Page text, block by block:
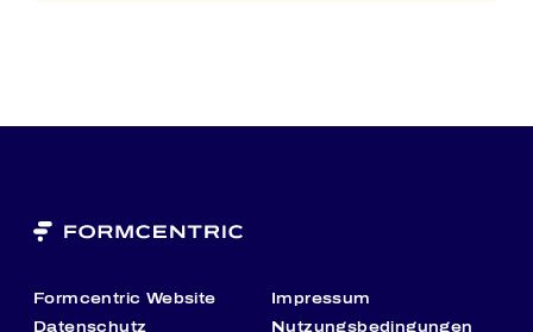
Formcentric Website
Impressum
Datenschutz
Nutzungsbedingungen